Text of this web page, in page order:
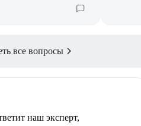
все вопросы
наш эксперт,